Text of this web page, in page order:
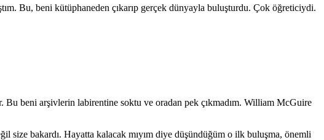
Bu, beni kütüphaneden çıkarıp gerçek dünyayla buluşturdu. Çok öğreticiydi.
beni arşivlerin labirentine soktu ve oradan pek çıkmadım. William McGuire
size bakardı. Hayatta kalacak mıyım diye düşündüğüm o ilk buluşma, önemli